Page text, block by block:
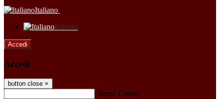
Italiano
Italiano
Accedi
Accedi
button close ×
Nome Utente